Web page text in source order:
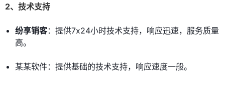
2、技术支持
纷享销客：提供7x24小时技术支持，响应迅速，服务质量
高。
某某软件：提供基础的技术支持，响应速度一般。